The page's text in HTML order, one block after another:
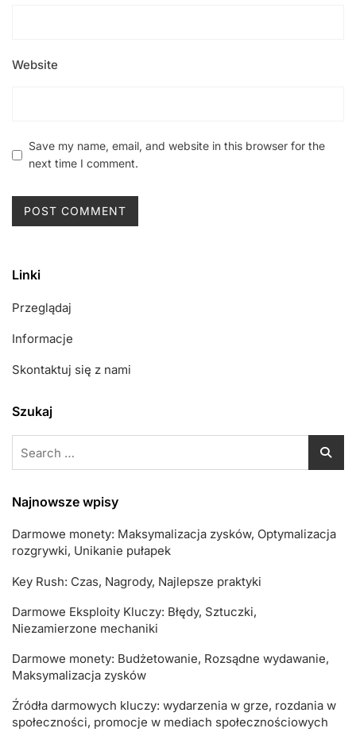
Website
Save my name, email, and website in this browser for the
next time I comment.
Linki
Przeglądaj
Informacje
Skontaktuj się z nami
Szukaj
for:
Najnowsze wpisy
Darmowe monety: Maksymalizacja zysków, Optymalizacja
rozgrywki, Unikanie pułapek
Key Rush: Czas, Nagrody, Najlepsze praktyki
Darmowe Eksploity Kluczy: Błędy, Sztuczki,
Niezamierzone mechaniki
Darmowe monety: Budżetowanie, Rozsądne wydawanie,
Maksymalizacja zysków
Źródła darmowych kluczy: wydarzenia w grze, rozdania w
społeczności, promocje w mediach społecznościowych